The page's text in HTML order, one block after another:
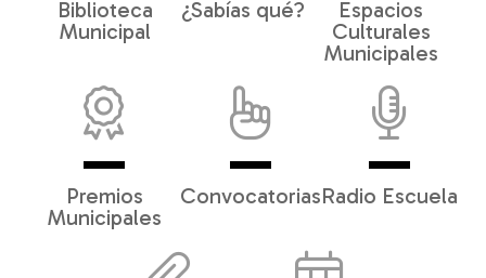
Biblioteca
Municipal
¿Sabías qué?
Espacios
Culturales
Municipales
Premios
Municipales
ConvocatoriasRadio Escuela